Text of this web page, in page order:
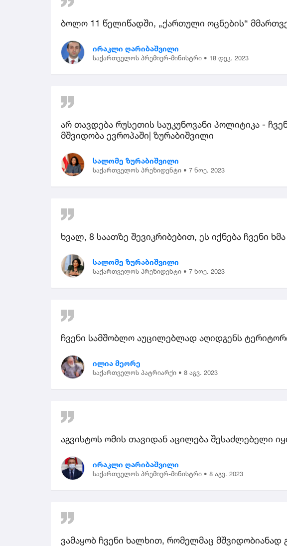
ბოლო 11 წელიწადში, „ქართული ოცნების“
ირაკლი ღარიბაშვილი
საქართველოს პრემიერ-მინისტრი • 18 დეკ. 2023
არ თავდება რუსეთის საუკუნოვანი პოლიტიკა -
მშვიდობა ევროპაში| ზურაბიშვილი
სალომე ზურაბიშვილი
საქართველოს პრეზიდენტი • 7 ნოე. 2023
ხვალ, 8 საათზე შევიკრიბებით, ეს იქნება ჩვენი
სალომე ზურაბიშვილი
საქართველოს პრეზიდენტი • 7 ნოე. 2023
ჩვენი სამშობლო აუცილებლად აღიდგენს
ილია მეორე
საქართველოს პატრიარქი • 8 აგვ. 2023
აგვისტოს ომის თავიდან აცილება შესაძლებელი
ირაკლი ღარიბაშვილი
საქართველოს პრემიერ-მინისტრი • 8 აგვ. 2023
ვამაყობ ჩვენი ხალხით, რომელმაც მშვიდობიანად